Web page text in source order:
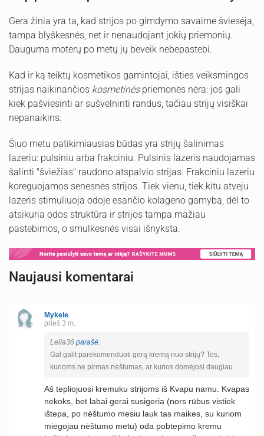
Gera žinia yra ta, kad strijos po gimdymo savaime šviesėja,
tampa blyškesnės, net ir nenaudojant jokių priemonių.
Dauguma moterų po metų jų beveik nebepastebi.
Kad ir ką teiktų kosmetikos gamintojai, išties veiksmingos
strijas naikinančios kosmetinėspriemonės nėra: jos gali
kiek pašviesinti ar sušvelninti randus, tačiau strijų visiškai
nepanaikins.
Šiuo metu patikimiausias būdas yra strijų šalinimas
lazeriu: pulsiniu arba frakciniu. Pulsinis lazeris naudojamas
šalinti "šviežias" raudono atspalvio strijas. Frakciniu lazeriu
koreguojamos senesnės strijos. Tiek vienu, tiek kitu atveju
lazeris stimuliuoja odoje esančio kolageno gamybą, dėl to
atsikuria odos struktūra ir strijos tampa mažiau
pastebimos, o smulkesnės visai išnyksta.
Naujausi komentarai
Mykele
prieš 3 m.
Leila36 parašė:
Gal galit parekomenduoti gerą kremą nuo strijų? Tos,
kurioms ne pirmas nėštumas, ar kurios domėjosi daugiau
Aš tepliojuosi kremuku strijoms iš Kvapu namu. Kvapas
nekoks, bet labai gerai susigeria (nors rūbus vistiek
ištepa, po nėštumo mesiu lauk tas maikes, su kuriom
miegojau nėštumo metu) oda pobtepimo kremu